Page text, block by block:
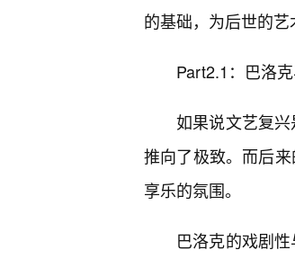
的基础，为后世的艺
Part2.1：巴洛
如果说文艺复
推向了极致。而后
享乐的氛围。
巴洛克的戏剧